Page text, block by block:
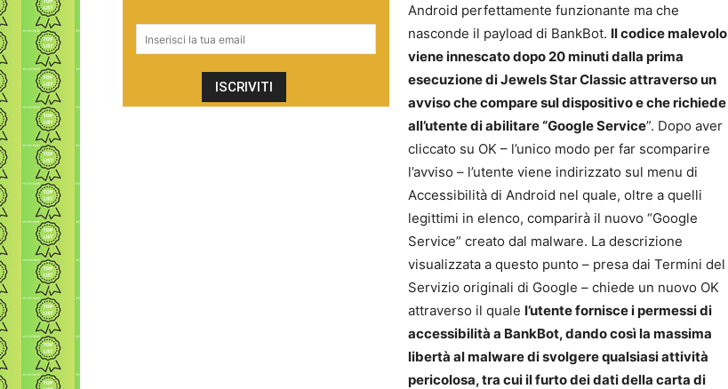
Android perfettamente funzionante ma che
nasconde il payload di BankBot. Il codice malevolo
viene innescato dopo 20 minuti dalla prima
esecuzione di Jewels Star Classic attraverso un
avviso che compare sul dispositivo e che richiede
all’utente di abilitare “Google Service”. Dopo aver
cliccato su OK – l’unico modo per far scomparire
l’avviso – l’utente viene indirizzato sul menu di
Accessibilità di Android nel quale, oltre a quelli
legittimi in elenco, comparirà il nuovo “Google
Service” creato dal malware. La descrizione
visualizzata a questo punto – presa dai Termini del
Servizio originali di Google – chiede un nuovo OK
attraverso il quale l’utente fornisce i permessi di
accessibilità a BankBot, dando così la massima
libertà al malware di svolgere qualsiasi attività
pericolosa, tra cui il furto dei dati della carta di